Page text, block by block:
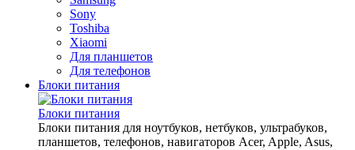
Sony
Toshiba
Xiaomi
Для планшетов
Для телефонов
Блоки питания
Блоки питания
Блоки питания для ноутбуков, нетбуков, ультрабуков,
планшетов, телефонов, навигаторов Acer, Apple, Asus,